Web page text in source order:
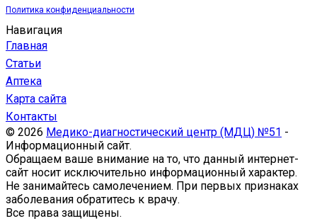
Политика конфиденциальности
Навигация
Главная
Статьи
Аптека
Карта сайта
Контакты
© 2026 Медико-диагностический центр (МДЦ) №51 -
Информационный сайт.
Обращаем ваше внимание на то, что данный интернет-
сайт носит исключительно информационный характер.
Не занимайтесь самолечением. При первых признаках
заболевания обратитесь к врачу.
Все права защищены.